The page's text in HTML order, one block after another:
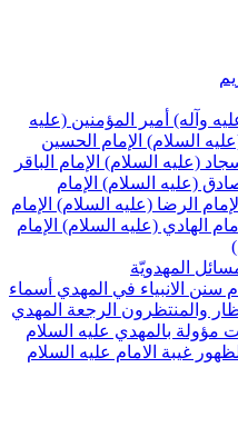
(عليه
الحسين
الإمام الباقر
الإمام
السلام) الإمام
السلام) الإمام
في المهديأسماء
الرجعةالمهدي
عليه السلام
عليه السلام